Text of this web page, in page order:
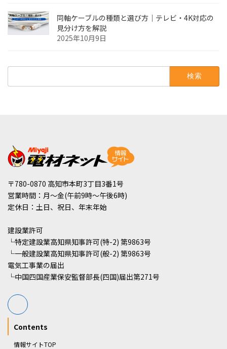
同軸ケーブルの種類と選び方｜テレビ・4K対応の
見分け方を解説
2025年10月9日
〒780-0870 高知市本町3丁目3番1号
営業時間：月～金(午前9時～午後6時)
定休日：土日、祝日、年末年始
建設業許可
└特定建設業高知県知事許可(特-2) 第9863号
└一般建設業高知県知事許可(般-2) 第9863号
電気工事業の届出
└中国四国産業保安監督部長(四国)届出第271号
Contents
情報サイトTOP